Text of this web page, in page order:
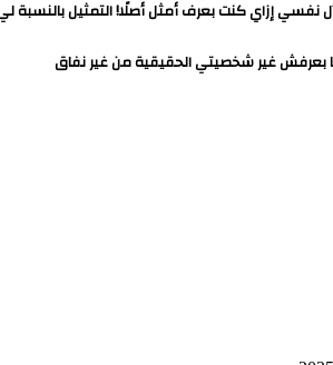
إزاي كنت بعرف أمثل أصلًا! التمثيل بالنسبة
بعرفش غير شخصيتي الحقيقية من غير نفاق